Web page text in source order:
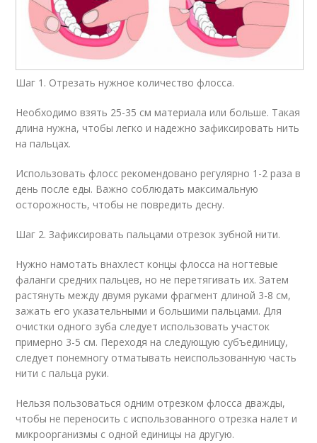
Шаг 1. Отрезать нужное количество флосса.
Необходимо взять 25-35 см материала или больше. Такая
длина нужна, чтобы легко и надежно зафиксировать нить
на пальцах.
Использовать флосс рекомендовано регулярно 1-2 раза в
день после еды. Важно соблюдать максимальную
осторожность, чтобы не повредить десну.
Шаг 2. Зафиксировать пальцами отрезок зубной нити.
Нужно намотать внахлест концы флосса на ногтевые
фаланги средних пальцев, но не перетягивать их. Затем
растянуть между двумя руками фрагмент длиной 3-8 см,
зажать его указательными и большими пальцами. Для
очистки одного зуба следует использовать участок
примерно 3-5 см. Переходя на следующую субъединицу,
следует понемногу отматывать неиспользованную часть
нити с пальца руки.
Нельзя пользоваться одним отрезком флосса дважды,
чтобы не переносить с использованного отрезка налет и
микроорганизмы с одной единицы на другую.